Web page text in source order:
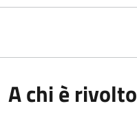
A chi è rivolto